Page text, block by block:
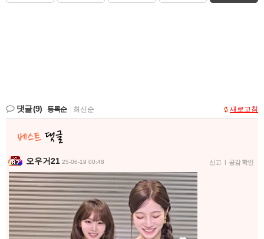
댓글(9) 등록순 최신순 새로고침
오우거21 25-06-19 00:48 신고 | 공감 확인